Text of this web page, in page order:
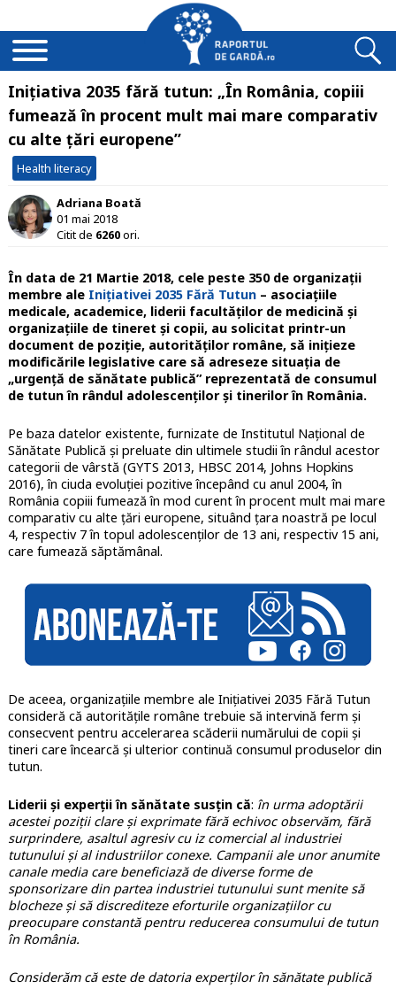
Inițiativa 2035 fără tutun: „În România, copiii
fumează în procent mult mai mare comparativ
cu alte țări europene”
Health literacy
Adriana Boată
01 mai 2018
Citit de 6260ori.
În data de 21 Martie 2018, cele peste 350 de organizații
membre ale Inițiativei 2035 Fără Tutun– asociațiile
medicale, academice, liderii facultăților de medicină și
organizațiile de tineret și copii, au solicitat printr-un
document de poziție, autorităților române, să inițieze
modificările legislative care să adreseze situația de
„urgență de sănătate publică” reprezentată de consumul
de tutun în rândul adolescenților și tinerilor în România.
Pe baza datelor existente, furnizate de Institutul Național de
Sănătate Publică și preluate din ultimele studii în rândul acestor
categorii de vârstă (GYTS 2013, HBSC 2014, Johns Hopkins
2016), în ciuda evoluției pozitive începând cu anul 2004, în
România copiii fumează în mod curent în procent mult mai mare
comparativ cu alte țări europene, situând țara noastră pe locul
4, respectiv 7 în topul adolescenților de 13 ani, respectiv 15 ani,
care fumează săptămânal.
De aceea, organizațiile membre ale Inițiativei 2035 Fără Tutun
consideră că autoritățile române trebuie să intervină ferm și
consecvent pentru accelerarea scăderii numărului de copii și
tineri care încearcă și ulterior continuă consumul produselor din
tutun.
Liderii și experții în sănătate susțin că: în urma adoptării
acestei poziții clare și exprimate fără echivoc observăm, fără
surprindere, asaltul agresiv cu iz comercial al industriei
tutunului și al industriilor conexe. Campanii ale unor anumite
canale media care beneficiază de diverse forme de
sponsorizare din partea industriei tutunului sunt menite să
blocheze și să discrediteze eforturile organizațiilor cu
preocupare constantă pentru reducerea consumului de tutun
în România.
Considerăm că este de datoria experților în sănătate publică